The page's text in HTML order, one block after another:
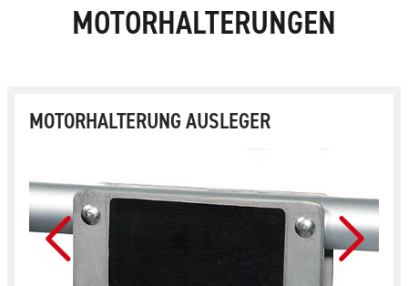
MOTORHALTERUNGEN
MOTORHALTERUNG AUSLEGER